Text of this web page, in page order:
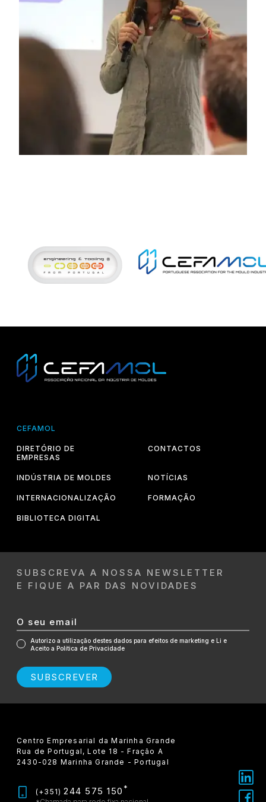
CEFAMOL
DIRETÓRIO DE
EMPRESAS
CONTACTOS
INDÚSTRIA DE MOLDES NOTÍCIAS
INTERNACIONALIZAÇÃO FORMAÇÃO
BIBLIOTECA DIGITAL
SUBSCREVA A NOSSA NEWSLETTER
E FIQUE A PAR DAS NOVIDADES
Autorizo a utilização destes dados para efeitos de marketing e Li e
Aceito a Política de Privacidade
SUBSCREVER
Centro Empresarial da Marinha Grande
Rua de Portugal, Lote 18 - Fração A
2430-028 Marinha Grande - Portugal
(+351)244 575 150 *